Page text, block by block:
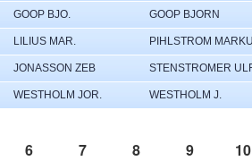
GOOP BJO. GOOP BJORN
LILIUS MAR. PIHLSTROM
JONASSON ZEB STENSTROMER
WESTHOLM JOR. WESTHOLM J.
6 7 8 9 10